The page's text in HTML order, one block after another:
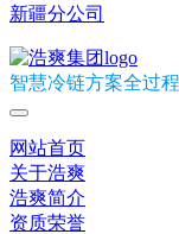
新疆分公司
智慧冷链方案全过
网站首页
关于浩爽
浩爽简介
资质荣誉